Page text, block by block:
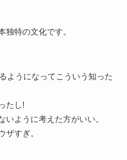
独特の文化です。
ようになってこういう知った
たし!
いように考えた方がいい。
ザすぎ。